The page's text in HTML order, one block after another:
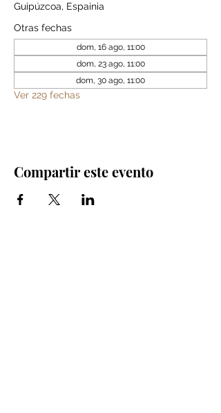
Guipúzcoa, Espainia
Otras fechas
dom, 16 ago, 11:00
dom, 23 ago, 11:00
dom, 30 ago, 11:00
Ver 229 fechas
Compartir este evento